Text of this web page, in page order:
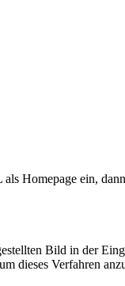
Homepage ein,
Bild in der
dieses Verfahren